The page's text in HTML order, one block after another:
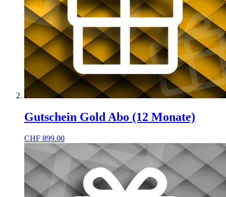
Gutschein Gold Abo (12 Monate)
CHF 899.00